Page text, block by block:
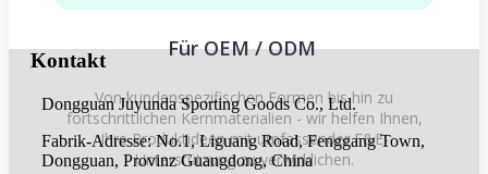
Für OEM / ODM
Von kundenspezifischen Formen bis hin zu
fortschrittlichen Kernmaterialien - wir helfen Ihnen,
Ihre Produktideen mit umfassender F&E-
Unterstützung zu verwirklichen.
Kontakt
Dongguan Juyunda Sporting Goods Co., Ltd.
Fabrik-Adresse: No.1, Liguang Road, Fenggang Town,
Dongguan, Provinz Guangdong, China